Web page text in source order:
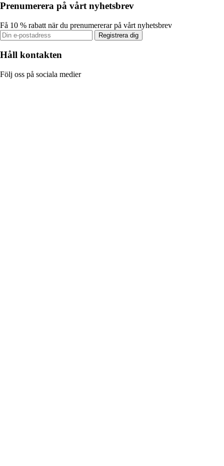
Prenumerera på vårt nyhetsbrev
Få 10 % rabatt när du prenumererar på vårt nyhetsbrev
Registrera dig
Håll kontakten
Följ oss på sociala medier